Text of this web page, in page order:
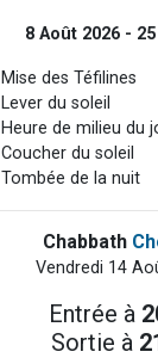
8 Août 2026 -
Mise des Téfilines
Lever du soleil
Heure de milieu du
Coucher du soleil
Tombée de la nuit
Chabbath
Vendredi 14
Entrée à
Sortie à